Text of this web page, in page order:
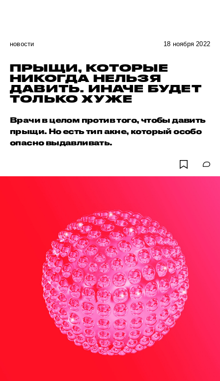
новости 18 ноября 2022
ПРЫЩИ, КОТОРЫЕ
НИКОГДА НЕЛЬЗЯ
ДАВИТЬ. ИНАЧЕ БУДЕТ
ТОЛЬКО ХУЖЕ
Врачи в целом против того, чтобы давить
прыщи. Но есть тип акне, который особо
опасно выдавливать.